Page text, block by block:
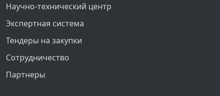
Научно-технический центр
Экспертная система
Тендеры на закупки
Сотрудничество
Партнеры